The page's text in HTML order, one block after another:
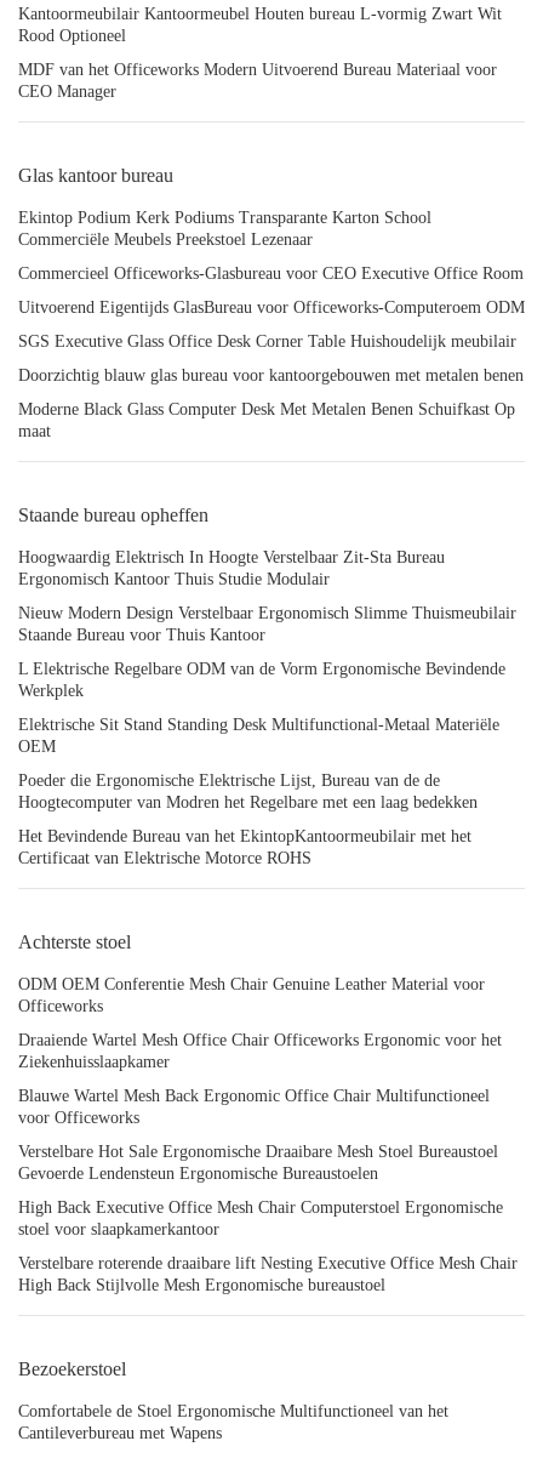
Kantoormeubilair Kantoormeubel Houten bureau L-vormig Zwart Wit
Rood Optioneel
MDF van het Officeworks Modern Uitvoerend Bureau Materiaal voor
CEO Manager
Glas kantoor bureau
Ekintop Podium Kerk Podiums Transparante Karton School
Commerciële Meubels Preekstoel Lezenaar
Commercieel Officeworks-Glasbureau voor CEO Executive Office Room
Uitvoerend Eigentijds GlasBureau voor Officeworks-Computeroem ODM
SGS Executive Glass Office Desk Corner Table Huishoudelijk meubilair
Doorzichtig blauw glas bureau voor kantoorgebouwen met metalen benen
Moderne Black Glass Computer Desk Met Metalen Benen Schuifkast Op
maat
Staande bureau opheffen
Hoogwaardig Elektrisch In Hoogte Verstelbaar Zit-Sta Bureau
Ergonomisch Kantoor Thuis Studie Modulair
Nieuw Modern Design Verstelbaar Ergonomisch Slimme Thuismeubilair
Staande Bureau voor Thuis Kantoor
L Elektrische Regelbare ODM van de Vorm Ergonomische Bevindende
Werkplek
Elektrische Sit Stand Standing Desk Multifunctional-Metaal Materiële
OEM
Poeder die Ergonomische Elektrische Lijst, Bureau van de de
Hoogtecomputer van Modren het Regelbare met een laag bedekken
Het Bevindende Bureau van het EkintopKantoormeubilair met het
Certificaat van Elektrische Motorce ROHS
Achterste stoel
ODM OEM Conferentie Mesh Chair Genuine Leather Material voor
Officeworks
Draaiende Wartel Mesh Office Chair Officeworks Ergonomic voor het
Ziekenhuisslaapkamer
Blauwe Wartel Mesh Back Ergonomic Office Chair Multifunctioneel
voor Officeworks
Verstelbare Hot Sale Ergonomische Draaibare Mesh Stoel Bureaustoel
Gevoerde Lendensteun Ergonomische Bureaustoelen
High Back Executive Office Mesh Chair Computerstoel Ergonomische
stoel voor slaapkamerkantoor
Verstelbare roterende draaibare lift Nesting Executive Office Mesh Chair
High Back Stijlvolle Mesh Ergonomische bureaustoel
Bezoekerstoel
Comfortabele de Stoel Ergonomische Multifunctioneel van het
Cantileverbureau met Wapens